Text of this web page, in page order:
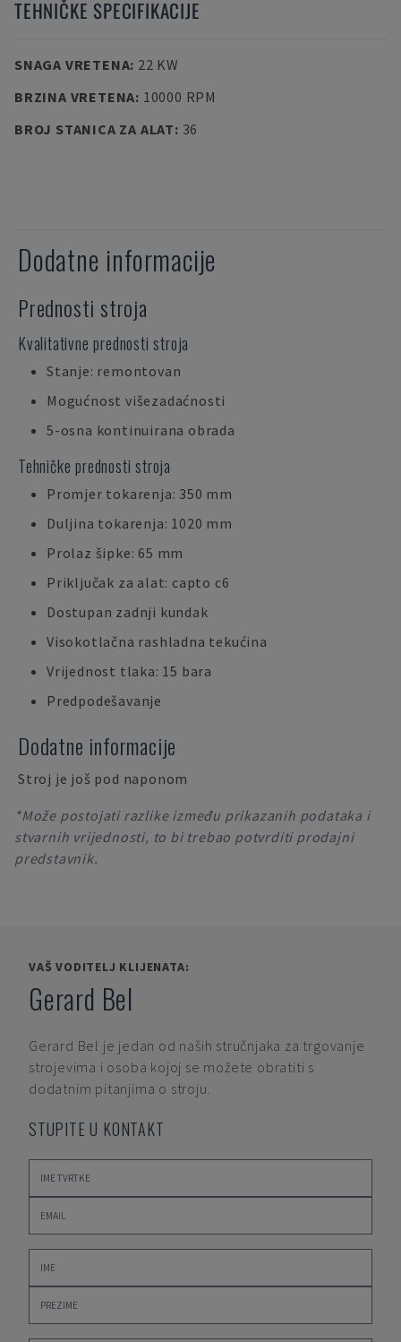
TEHNIČKE SPECIFIKACIJE
SNAGA VRETENA: 22 KW
BRZINA VRETENA: 10000 RPM
BROJ STANICA ZA ALAT: 36
Dodatne informacije
Prednosti stroja
Kvalitativne prednosti stroja
Stanje: remontovan
Mogućnost višezadaćnosti
5-osna kontinuirana obrada
Tehničke prednosti stroja
Promjer tokarenja: 350 mm
Duljina tokarenja: 1020 mm
Prolaz šipke: 65 mm
Priključak za alat: capto c6
Dostupan zadnji kundak
Visokotlačna rashladna tekućina
Vrijednost tlaka: 15 bara
Predpodešavanje
Dodatne informacije
Stroj je još pod naponom
*Može postojati razlike između prikazanih podataka i
stvarnih vrijednosti, to bi trebao potvrditi prodajni
predstavnik.
VAŠ VODITELJ KLIJENATA:
Gerard Bel
Gerard Bel je jedan od naših stručnjaka za trgovanje
strojevima i osoba kojoj se možete obratiti s
dodatnim pitanjima o stroju.
STUPITE U KONTAKT